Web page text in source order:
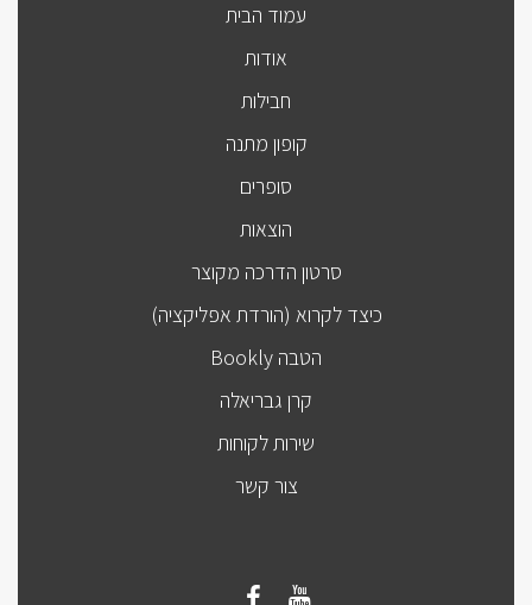
עמוד הבית
אודות
חבילות
קופון מתנה
סופרים
הוצאות
סרטון הדרכה מקוצר
כיצד לקרוא (הורדת אפליקציה)
הטבה Bookly
קרן גבריאלה
שירות לקוחות
צור קשר